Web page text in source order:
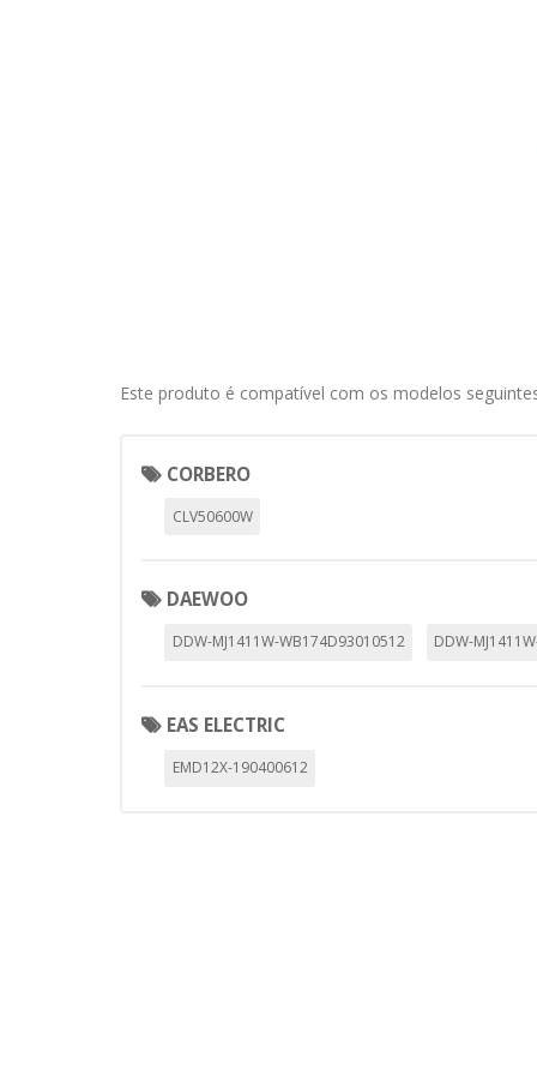
Este produto é compatível com os modelos
CORBERO
CLV50600W
DAEWOO
DDW-MJ1411W-WB174D93010512 DDW-
EAS ELECTRIC
EMD12X-190400612
navegador para bloquear o
información de identificación
estas cookies es agregada y,
_evAd, _evCoupon,
GUARDAR